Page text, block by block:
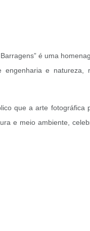
é uma
e
que a arte
e meio ambiente,